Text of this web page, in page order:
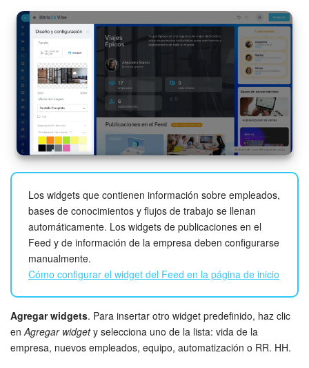
Los widgets que contienen información sobre empleados,
bases de conocimientos y flujos de trabajo se llenan
automáticamente. Los widgets de publicaciones en el
Feed y de información de la empresa deben configurarse
manualmente.
Cómo configurar el widget del Feed en la página de inicio
Agregar widgets. Para insertar otro widget predefinido, haz clic
enAgregar widgety selecciona uno de la lista: vida de la
empresa, nuevos empleados, equipo, automatización o RR. HH.